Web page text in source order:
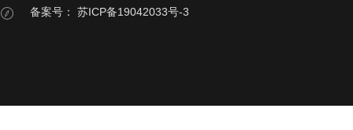
备案号：
苏ICP备19042033号-3